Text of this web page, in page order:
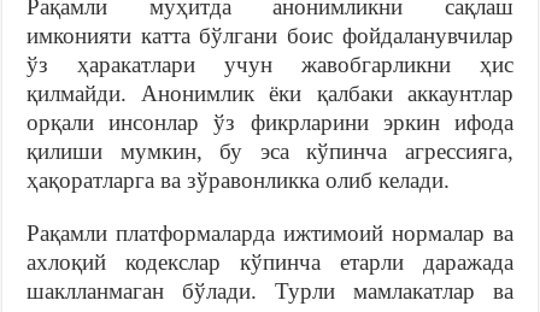
Рақамли муҳитда анонимликни сақлаш
имконияти катта бўлгани боис фойдаланувчилар
ўз ҳаракатлари учун жавобгарликни ҳис
қилмайди. Анонимлик ёки қалбаки аккаунтлар
орқали инсонлар ўз фикрларини эркин ифода
қилиши мумкин, бу эса кўпинча агрессияга,
ҳақоратларга ва зўравонликка олиб келади.
Рақамли платформаларда ижтимоий нормалар ва
ахлоқий кодекслар кўпинча етарли даражада
шаклланмаган бўлади. Турли мамлакатлар ва